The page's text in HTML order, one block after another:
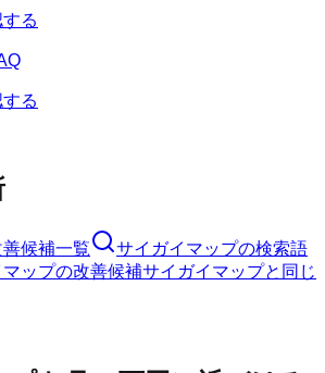
る
る
候補一覧 サイガイマップの検索語
ップの改善候補サイガイマップと同じ